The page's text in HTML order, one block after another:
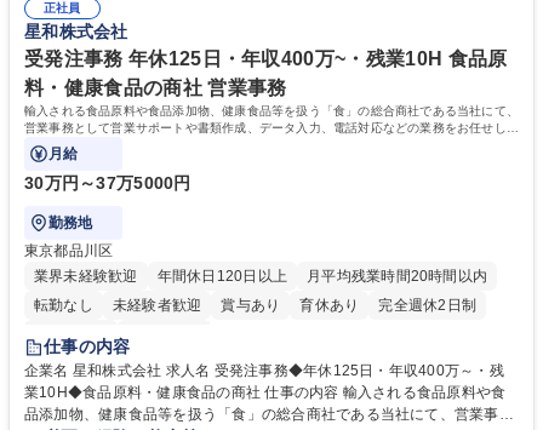
のOJTで業務を習得可能、未経験でもしっかりサポート 学歴・資格 学
歴：大学院 大学 高専 短大 語学力： 資格：
正社員
星和株式会社
受発注事務 年休125日・年収400万~・残業10H 食品原
料・健康食品の商社 営業事務
輸入される食品原料や食品添加物、健康食品等を扱う「食」の総合商社である当社にて、
営業事務として営業サポートや書類作成、データ入力、電話対応などの業務をお任せしま
す。
月給
30万円～37万5000円
勤務地
東京都品川区
業界未経験歓迎
年間休日120日以上
月平均残業時間20時間以内
転勤なし
未経験者歓迎 賞与あり 育休あり
完全週休2日制
交通費支給
仕事の内容
企業名 星和株式会社 求人名 受発注事務◆年休125日・年収400万～・残
業10H◆食品原料・健康食品の商社 仕事の内容 輸入される食品原料や食
品添加物、健康食品等を扱う「食」の総合商社である当社にて、営業事務